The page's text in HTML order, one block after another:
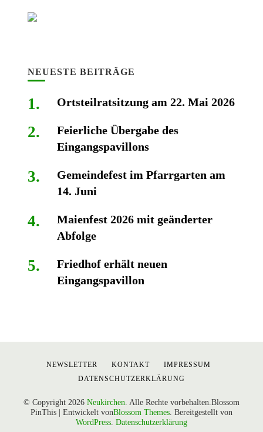
NEUESTE BEITRÄGE
Ortsteilratsitzung am 22. Mai 2026
Feierliche Übergabe des
Eingangspavillons
Gemeindefest im Pfarrgarten am
14. Juni
Maienfest 2026 mit geänderter
Abfolge
Friedhof erhält neuen
Eingangspavillon
© Copyright 2026 Neukirchen. Alle Rechte vorbehalten.Blossom
PinThis | Entwickelt vonBlossom Themes. Bereitgestellt von
WordPress. Datenschutzerklärung
NEWSLETTER KONTAKT
IMPRESSUM
DATENSCHUTZERKLÄRUNG